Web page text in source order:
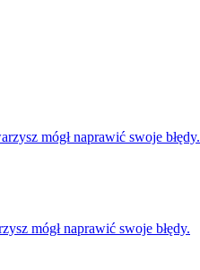
mógł naprawić swoje błędy.
mógł naprawić swoje błędy.